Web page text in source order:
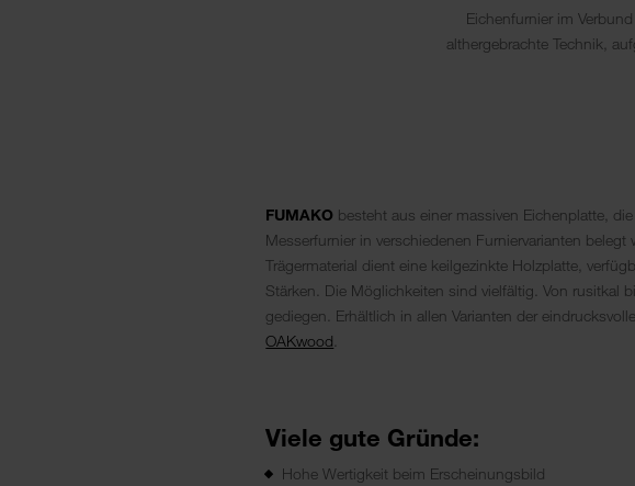
Eichenfurnier im
althergebrachte Technik,
FUMAKO besteht aus einer massiven Eichenplatte,
Messerfurnier in verschiedenen Furniervarianten belegt
Trägermaterial dient eine keilgezinkte Holzplatte,
Stärken. Die Möglichkeiten sind vielfältig. Von rusitkal
gediegen. Erhältlich in allen Varianten der
OAKwood
Viele gute Gründe:
Hohe Wertigkeit beim Erscheinungsbild